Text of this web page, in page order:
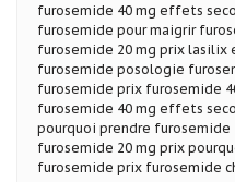
furosemide 40 mg effets
furosemide pour maigrir
furosemide 20 mg prix lasilix
furosemide posologie
furosemide prix furosemide
furosemide 40 mg effets
pourquoi prendre
furosemide 20 mg prix
furosemide prix furosemide